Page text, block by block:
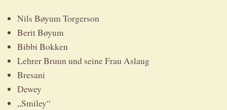
Nils Bøyum Torgerson
Berit Bøyum
Bibbi Bokken
Lehrer Bruun und seine Frau Aslaug
Bresani
Dewey
„Smiley“